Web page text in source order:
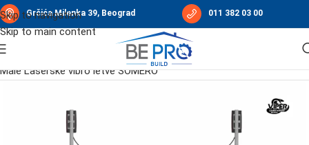
Skip to navigation
Skip to main content
Grčića Milenka 39, Beograd 011 382 03 00
Početna Laserske vibro letve SOMERO/
Male Laserske vibro letve SOMERO